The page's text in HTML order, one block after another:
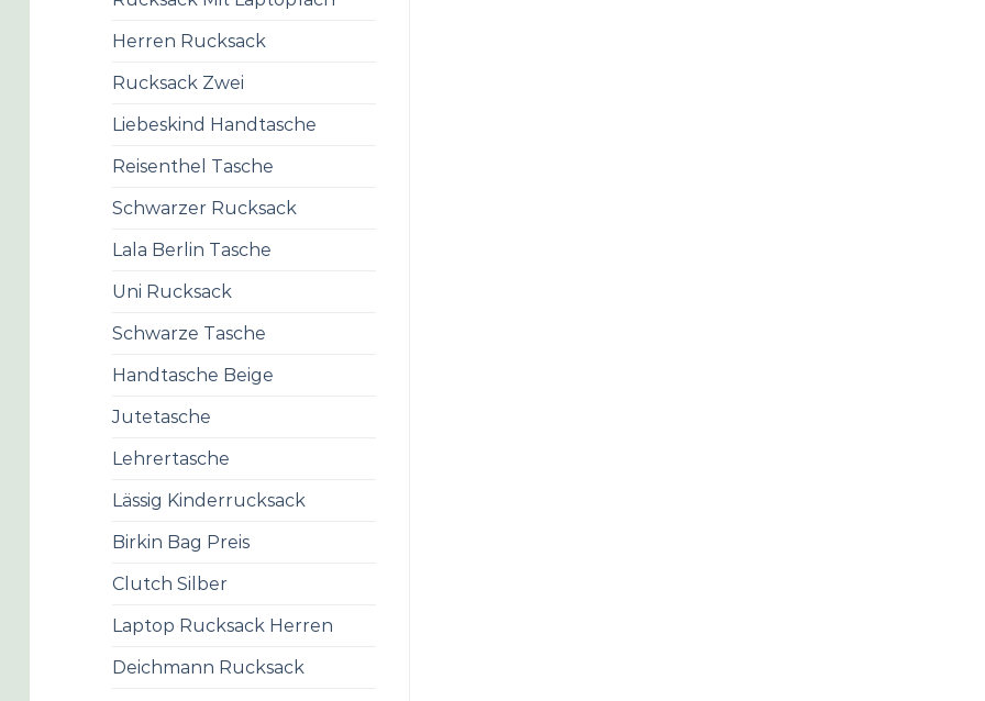
Herren Rucksack
Rucksack Zwei
Liebeskind Handtasche
Reisenthel Tasche
Schwarzer Rucksack
Lala Berlin Tasche
Uni Rucksack
Schwarze Tasche
Handtasche Beige
Jutetasche
Lehrertasche
Lässig Kinderrucksack
Birkin Bag Preis
Clutch Silber
Laptop Rucksack Herren
Deichmann Rucksack